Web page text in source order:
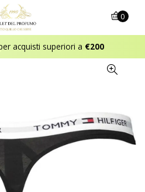
acquisti superiori a €200
0